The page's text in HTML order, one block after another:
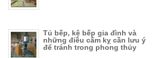
Tủ bếp, kệ bếp gia đình và
những điều cấm kỵ cần lưu ý
để tránh trong phong thủy